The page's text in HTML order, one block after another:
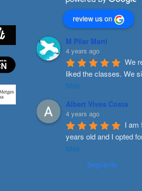
review us on
M Pilar Marti
4 years ago
We
liked the classes. We
Més
Albert Vives Costa
4 years ago
I am
years old and I opted
Més
Següents